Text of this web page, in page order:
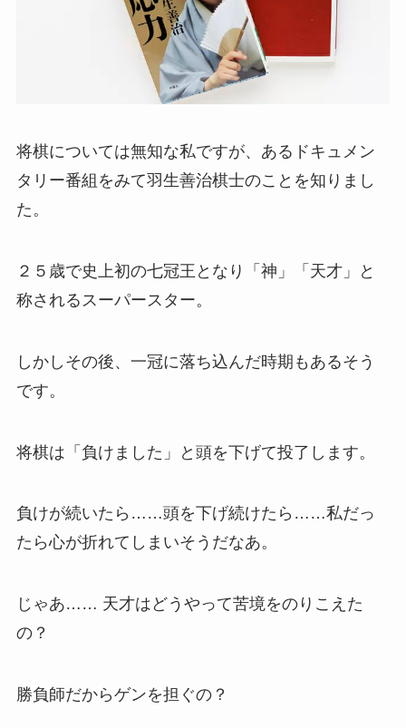
将棋については無知な私ですが、あるドキュメン
タリー番組をみて羽生善治棋士のことを知りまし
た。
２５歳で史上初の七冠王となり「神」「天才」と
称されるスーパースター。
しかしその後、一冠に落ち込んだ時期もあるそう
です。
将棋は「負けました」と頭を下げて投了します。
負けが続いたら……頭を下げ続けたら……私だっ
たら心が折れてしまいそうだなあ。
じゃあ…… 天才はどうやって苦境をのりこえた
の？
勝負師だからゲンを担ぐの？